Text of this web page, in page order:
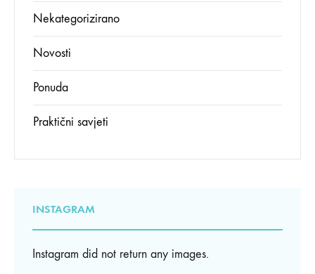
Nekategorizirano
Novosti
Ponuda
Praktični savjeti
INSTAGRAM
Instagram did not return any images.